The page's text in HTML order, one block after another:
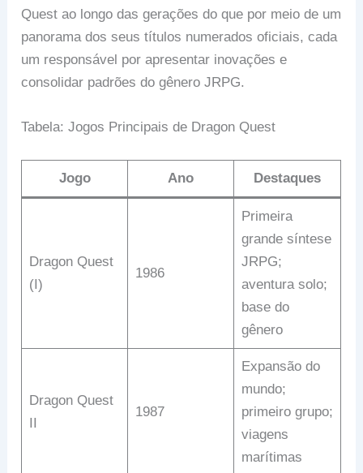
Quest ao longo das gerações do que por meio de um
panorama dos seus títulos numerados oficiais, cada
um responsável por apresentar inovações e
consolidar padrões do gênero JRPG.
Tabela: Jogos Principais de Dragon Quest
Jogo Ano Destaques
Dragon Quest
(I)
1986
Primeira
grande síntese
JRPG;
aventura solo;
base do
gênero
Dragon Quest
II
1987
Expansão do
mundo;
primeiro grupo;
viagens
marítimas